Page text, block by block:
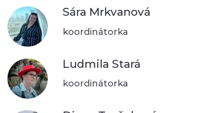
Sára Mrkvanová
koordinátorka
Ludmila Stará
koordinátorka